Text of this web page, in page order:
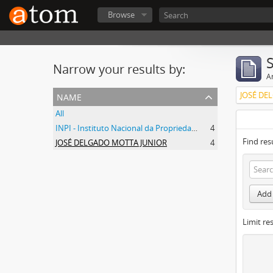
Browse
Narrow your results by:
name
All
INPI - Instituto Nacional da Propriedade Industrial
4
JOSÉ DELGADO MOTTA JUNIOR
4
JOSÉ
Find
Limit